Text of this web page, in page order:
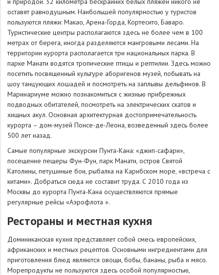
оставят равнодушным. Наибольшей популярностью у туристов
пользуются пляжи: Макао, Арена-Горда, Кортесито, Баваро.
Туристические центры располагаются здесь не более чем в 100
метрах от берега, иногда разделяются мангровыми лесами. На
территории курорта располагается три национальных парка. В
парке Манати водятся тропические птицы и рептилии. Здесь можно
посетить посвященный культуре аборигенов музей, побывать на
шоу танцующих лошадей и посмотреть на заплывы дельфинов. В
Маринариуме можно познакомиться с жизнью прибрежных
подводных обитателей, посмотреть на электрических скатов и
хищных акул. Основная архитектурная достопримечательность
курорта – дом-музей Понсе-де-Леона, возведенный здесь более
500 лет назад.
Самые популярные экскурсии Пунта-Кана: «джип-сафари»,
посещение пещеры Фун-Фун, парк Манати, остров Святой
Католины, петушиные бои, рыбалка на Карибском море, «встреча с
китами». Добраться сюда не составит труда. С 2010 года из
Москвы до курорта Пунта-Кана осуществляются прямые
регулярные рейсы «Аэрофлота ».
Рестораны и местная кухня
Доминиканская кухня представляет собой смесь европейских,
африканских и местных рецептов. Основными ингредиентами для
приготовления блюд являются овощи, бобы, бананы, рыба и мясо.
Морепродукты не пользуются здесь особой популярностью,